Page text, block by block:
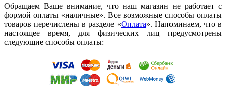
Обращаем Ваше внимание, что наш магазин не работает с
формой оплаты «наличные». Все возможные способы оплаты
товаров перечислены в разделе «Оплата». Напоминаем, что в
настоящее время, для физических лиц предусмотрены
следующие способы оплаты: